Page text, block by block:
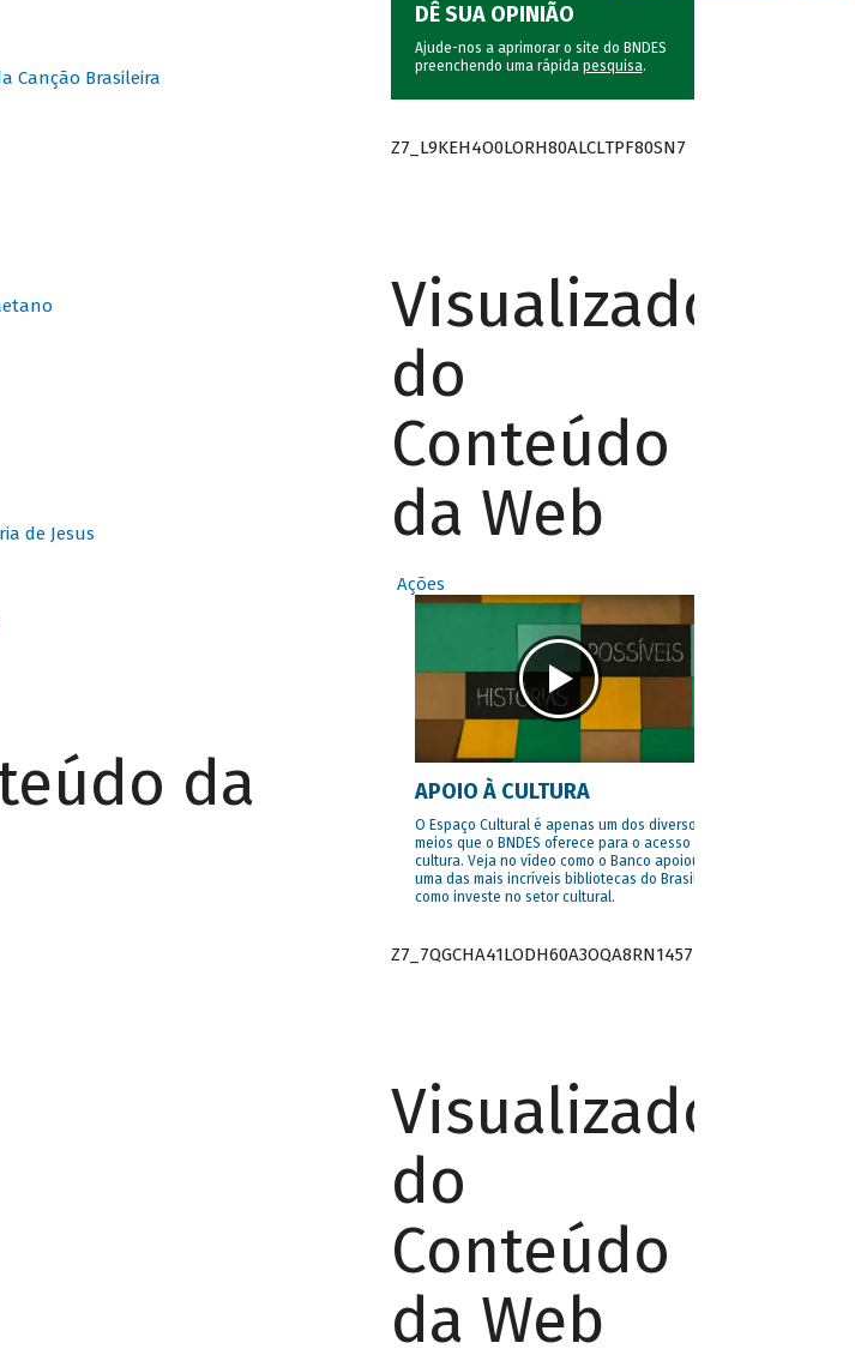
Canção Brasileira
de Jesus
da
DÊ SUA OPINIÃO
Ajude-nos a aprimorar o site do BNDES
preenchendo uma rápida pesquisa.
Z7_L9KEH4O0LORH80ALCLTPF80SN7
Visualizador
do
Conteúdo
da Web
Ações
APOIO À CULTURA
O Espaço Cultural é apenas um dos diversos
meios que o BNDES oferece para o acesso à
cultura. Veja no vídeo como o Banco apoiou
uma das mais incríveis bibliotecas do Brasil e
como investe no setor cultural.
Z7_7QGCHA41LODH60A3OQA8RN1457
Visualizador
do
Conteúdo
da Web